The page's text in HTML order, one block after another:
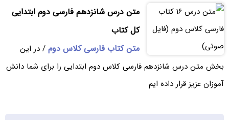
متن درس شانزدهم فارسی دوم ابتدایی
کل کتاب
متن کتاب فارسی کلاس دوم/ در این
بخش متن درس شانزدهم فارسی کلاس دوم ابتدایی را برای شما دانش
آموزان عزیز قرار داده ایم